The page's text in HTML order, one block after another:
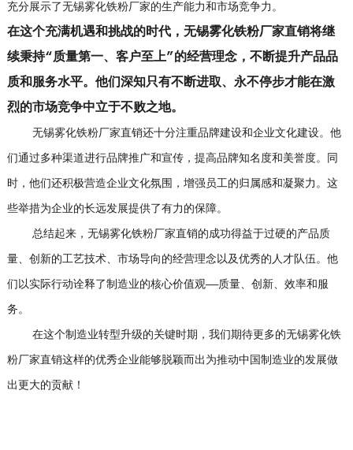
充分展示了无锡雾化铁粉厂家的生产能力和市场竞争力。
在这个充满机遇和挑战的时代，无锡雾化铁粉厂家直销将继
续秉持“质量第一、客户至上”的经营理念，不断提升产品品
质和服务水平。他们深知只有不断进取、永不停步才能在激
烈的市场竞争中立于不败之地。
无锡雾化铁粉厂家直销还十分注重品牌建设和企业文化建设。他
们通过多种渠道进行品牌推广和宣传，提高品牌知名度和美誉度。同
时，他们还积极营造企业文化氛围，增强员工的归属感和凝聚力。这
些举措为企业的长远发展提供了有力的保障。
总结起来，无锡雾化铁粉厂家直销的成功得益于过硬的产品质
量、创新的工艺技术、市场导向的经营理念以及优秀的人才队伍。他
们以实际行动诠释了制造业的核心价值观——质量、创新、效率和服
务。
在这个制造业转型升级的关键时期，我们期待更多的无锡雾化铁
粉厂家直销这样的优秀企业能够脱颖而出为推动中国制造业的发展做
出更大的贡献！